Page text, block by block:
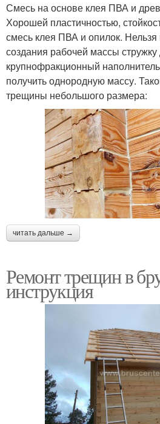
Смесь на основе клея ПВА и
Хорошей пластичностью,
смесь клея ПВА и опилок. Нельзя
создания рабочей массы
крупнофракционный
получить однородную массу.
трещины небольшого размера:
читать дальше →
Ремонт трещин в
инструкция